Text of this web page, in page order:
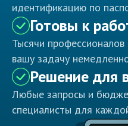
идентификацию по
Готовы к
Тысячи профессионалов
вашу задачу
Решение для
Любые запросы и
специалисты для